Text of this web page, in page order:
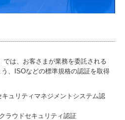
では、お客さまが業務を委託される
、ISOなどの標準規格の認証を取得
キュリティマネジメントシステム認
ラウドセキュリティ認証